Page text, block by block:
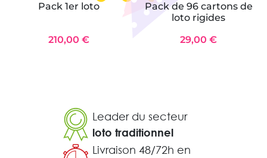
Pack 1er loto
210,00 €
Pack de 96 cartons de
loto rigides
29,00 €
Leader du secteur
loto traditionnel
Livraison 48/72h en